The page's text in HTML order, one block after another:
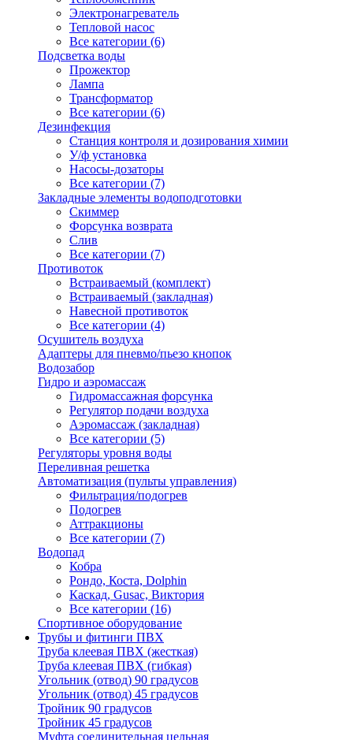
Электронагреватель
Тепловой насос
Все категории (6)
Подсветка воды
Прожектор
Лампа
Трансформатор
Все категории (6)
Дезинфекция
Станция контроля и дозирования химии
У/ф установка
Насосы-дозаторы
Все категории (7)
Закладные элементы водоподготовки
Скиммер
Форсунка возврата
Слив
Все категории (7)
Противоток
Встраиваемый (комплект)
Встраиваемый (закладная)
Навесной противоток
Все категории (4)
Осушитель воздуха
Адаптеры для пневмо/пьезо кнопок
Водозабор
Гидро и аэромассаж
Гидромассажная форсунка
Регулятор подачи воздуха
Аэромассаж (закладная)
Все категории (5)
Регуляторы уровня воды
Переливная решетка
Автоматизация (пульты управления)
Фильтрация/подогрев
Подогрев
Аттракционы
Все категории (7)
Водопад
Кобра
Рондо, Коста, Dolphin
Каскад, Gusac, Виктория
Все категории (16)
Спортивное оборудование
Трубы и фитинги ПВХ
Труба клеевая ПВХ (жесткая)
Труба клеевая ПВХ (гибкая)
Угольник (отвод) 90 градусов
Угольник (отвод) 45 градусов
Тройник 90 градусов
Тройник 45 градусов
Муфта соединительная цельная